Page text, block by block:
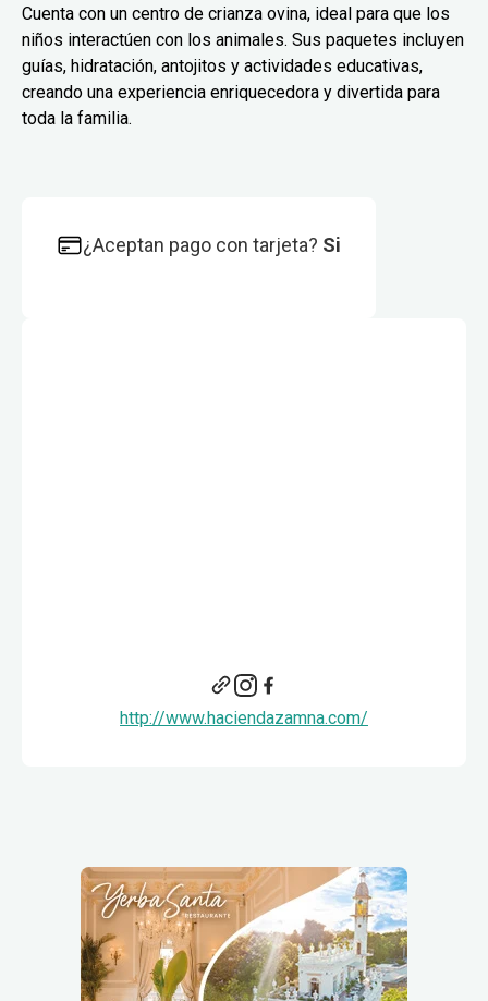
Cuenta con un centro de crianza ovina, ideal para que los
niños interactúen con los animales. Sus paquetes incluyen
guías, hidratación, antojitos y actividades educativas,
creando una experiencia enriquecedora y divertida para
toda la familia.
¿Aceptan pago con tarjeta? Si
http://www.haciendazamna.com/